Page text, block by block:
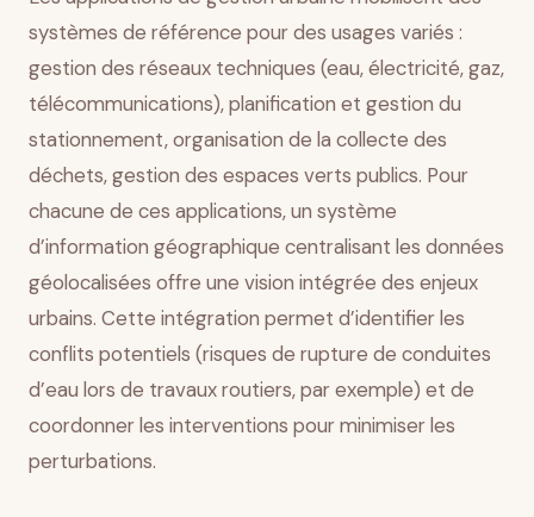
systèmes de référence pour des usages variés :
gestion des réseaux techniques (eau, électricité, gaz,
télécommunications), planification et gestion du
stationnement, organisation de la collecte des
déchets, gestion des espaces verts publics. Pour
chacune de ces applications, un système
d’information géographique centralisant les données
géolocalisées offre une vision intégrée des enjeux
urbains. Cette intégration permet d’identifier les
conflits potentiels (risques de rupture de conduites
d’eau lors de travaux routiers, par exemple) et de
coordonner les interventions pour minimiser les
perturbations.